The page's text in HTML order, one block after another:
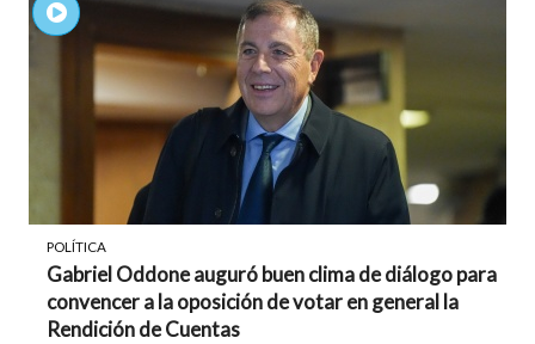
POLÍTICA
Gabriel Oddone auguró buen clima de diálogo para
convencer a la oposición de votar en general la
Rendición de Cuentas